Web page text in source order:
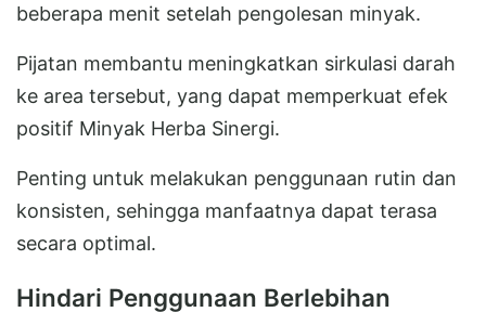
beberapa menit setelah pengolesan minyak.
Pijatan membantu meningkatkan sirkulasi darah
ke area tersebut, yang dapat memperkuat efek
positif Minyak Herba Sinergi.
Penting untuk melakukan penggunaan rutin dan
konsisten, sehingga manfaatnya dapat terasa
secara optimal.
Hindari Penggunaan Berlebihan